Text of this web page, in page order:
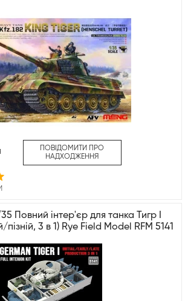
ПОВІДОМИТИ ПРО
НАДХОДЖЕННЯ
Повний інтер'єр для танка Тигр I
3 в 1) Rye Field Model RFM 5141